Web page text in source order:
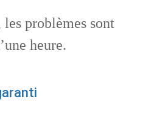
les problèmes sont
heure.